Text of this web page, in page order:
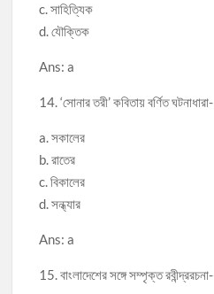
c. সাহিত্যিক
d. যৌক্তিক
Ans: a
14. ‘সোনার তরী’ কবিতায় বর্ণিত ঘটনাধারা-
a. সকালের
b. রাতের
c. বিকালের
d. সন্ধ্যার
Ans: a
15. বাংলাদেশের সঙ্গে সম্পৃক্ত রবীন্দ্ররচনা-